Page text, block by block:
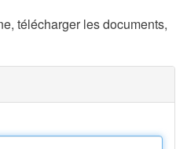
télécharger les documents,